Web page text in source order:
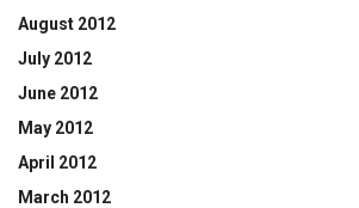
August 2012
July 2012
June 2012
May 2012
April 2012
March 2012